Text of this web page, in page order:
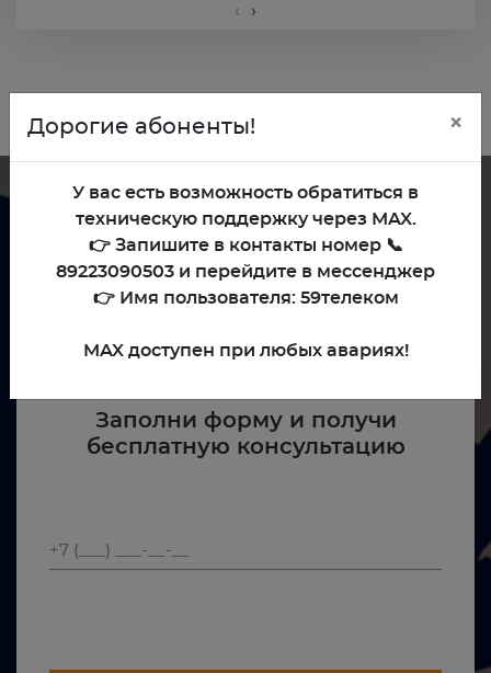
‹ ›
Поможем выбрать тариф,
подходящий именно тебе
Заполни форму и получи
бесплатную консультацию
Дорогие абоненты! ×
У вас есть возможность обратиться в
техническую поддержку через MAX.
👉 Запишите в контакты номер 📞
89223090503 и перейдите в мессенджер
👉 Имя пользователя: 59телеком
MAX доступен при любых авариях!